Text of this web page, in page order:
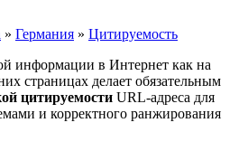
» Германия » Цитируемость
информации в Интернет как на
страницах делает обязательным
цитируемости URL-адреса для
и корректного ранжирования